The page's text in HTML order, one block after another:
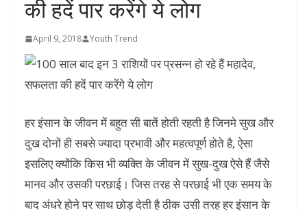
की हदें पार करेंगे ये लोग
April 9, 2018 Youth Trend
हर इंसान के जीवन में बहुत सी बातें होती रहती है जिनमे सुख और
दुख दोनों ही सबसे ज्यादा प्रभावी और महत्वपूर्ण होते है, ऐसा
इसलिए क्योंकि किस भी व्यक्ति के जीवन में सुख-दुख ऐसे हैं जैसे
मानव और उसकी परछाई। जिस तरह से परछाई भी एक समय के
बाद अंधरे होने पर साथ छोड़ देती है ठीक उसी तरह हर इंसान के